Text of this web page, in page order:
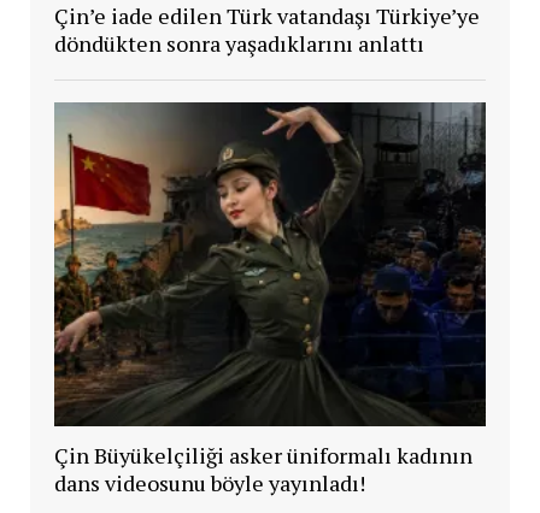
Çin’e iade edilen Türk vatandaşı Türkiye’ye
döndükten sonra yaşadıklarını anlattı
Çin Büyükelçiliği asker üniformalı kadının
dans videosunu böyle yayınladı!